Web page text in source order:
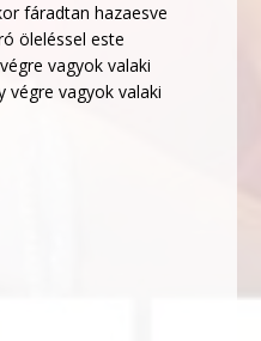
fáradtan hazaesve
öleléssel este
vagyok valaki
végre vagyok valaki